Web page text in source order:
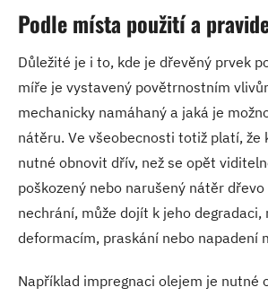
Podle místa použití a
Důležité je i to, kde je dřevěný prvek
míře je vystavený povětrnostním
mechanicky namáhaný a jaká je
nátěru. Ve všeobecnosti totiž platí, že
nutné obnovit dřív, než se opět
poškozený nebo narušený nátěr
nechrání, může dojít k jeho degradaci,
deformacím, praskání nebo napadení
Například impregnaci olejem je nutné